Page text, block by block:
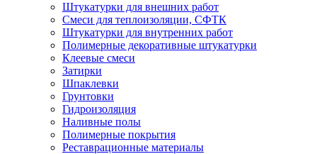
Штукатурки для внешних работ
Смеси для теплоизоляции, СФТК
Штукатурки для внутренних работ
Полимерные декоративные штукатурки
Клеевые смеси
Затирки
Шпаклевки
Грунтовки
Гидроизоляция
Наливные полы
Полимерные покрытия
Реставрационные материалы